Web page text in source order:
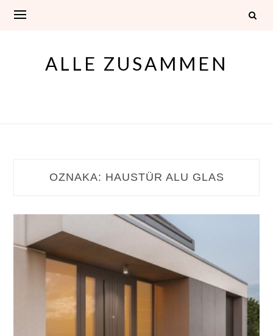
ALLE ZUSAMMEN
OZNAKA: HAUSTÜR ALU GLAS